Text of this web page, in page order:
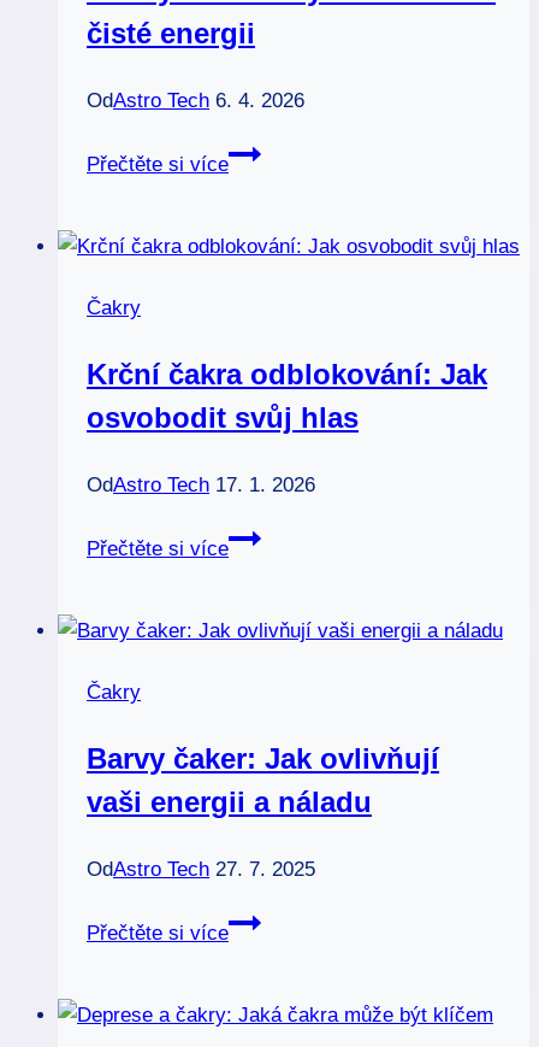
dělat
čisté energii
OdAstro Tech 6. 4. 2026
Přečtěte si více
Jak
Průvodce
Čakry
Krční čakra odblokování: Jak
osvobodit svůj hlas
OdAstro Tech 17. 1. 2026
Přečtěte si více
Krční
Jak
Čakry
Barvy čaker: Jak ovlivňují
vaši energii a náladu
OdAstro Tech 27. 7. 2025
Přečtěte si více
Barvy
ovlivňují